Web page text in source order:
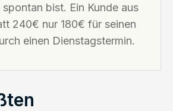
bist. Ein Kunde aus
240€ nur 180€ für seinen
einen Dienstagstermin.